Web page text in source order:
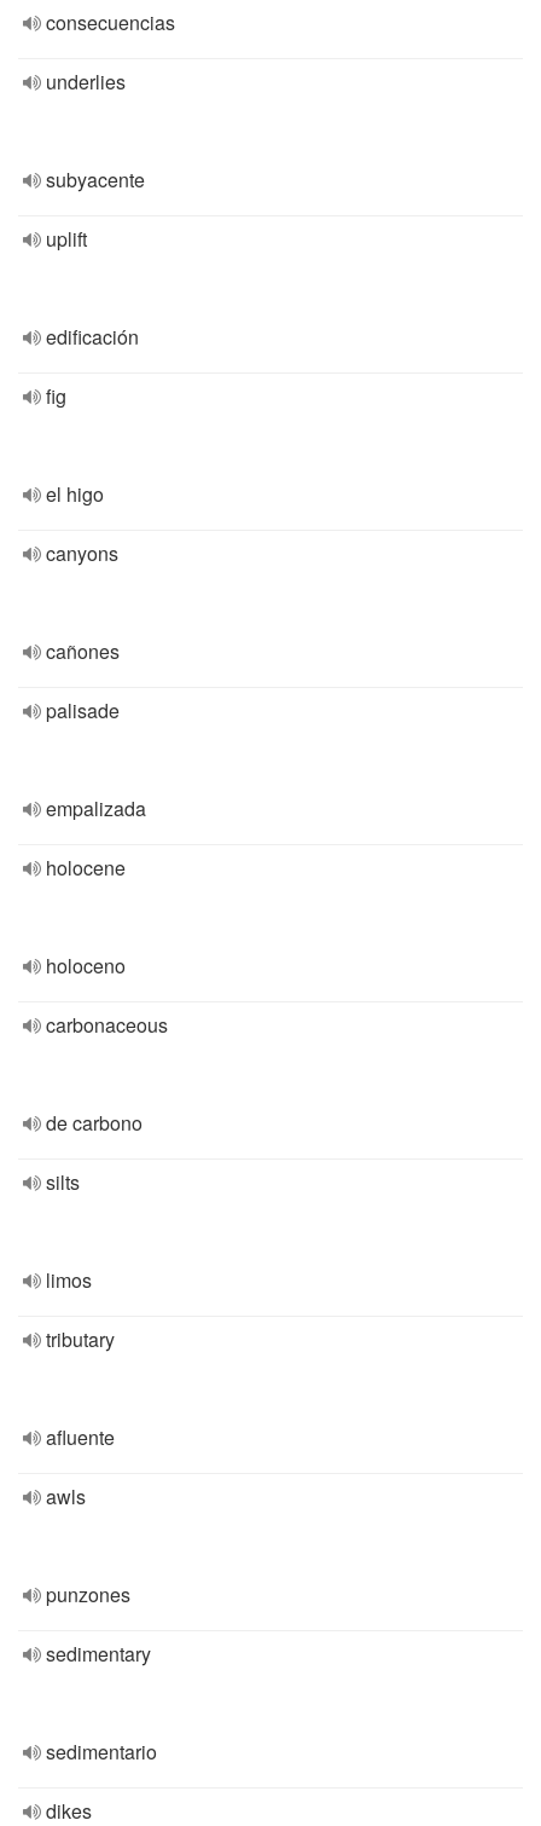
consecuencias
underlies
subyacente
uplift
edificación
fig
el higo
canyons
cañones
palisade
empalizada
holocene
holoceno
carbonaceous
de carbono
silts
limos
tributary
afluente
awls
punzones
sedimentary
sedimentario
dikes